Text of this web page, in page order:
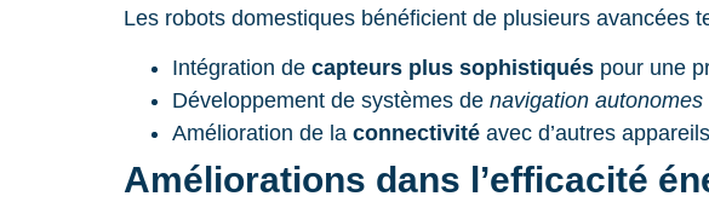
Les robots domestiques bénéficient de plusieurs avancées
Intégration de capteurs plus sophistiqués pour une
Développement de systèmes de navigation autonomes
Amélioration de la connectivité avec d’autres
Améliorations dans l’efficacité